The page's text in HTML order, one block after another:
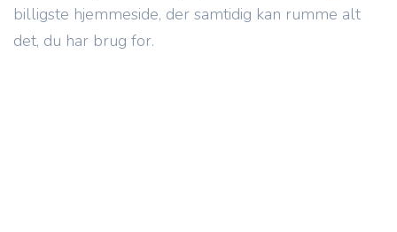
billigste hjemmeside, der samtidig kan rumme alt
det, du har brug for.